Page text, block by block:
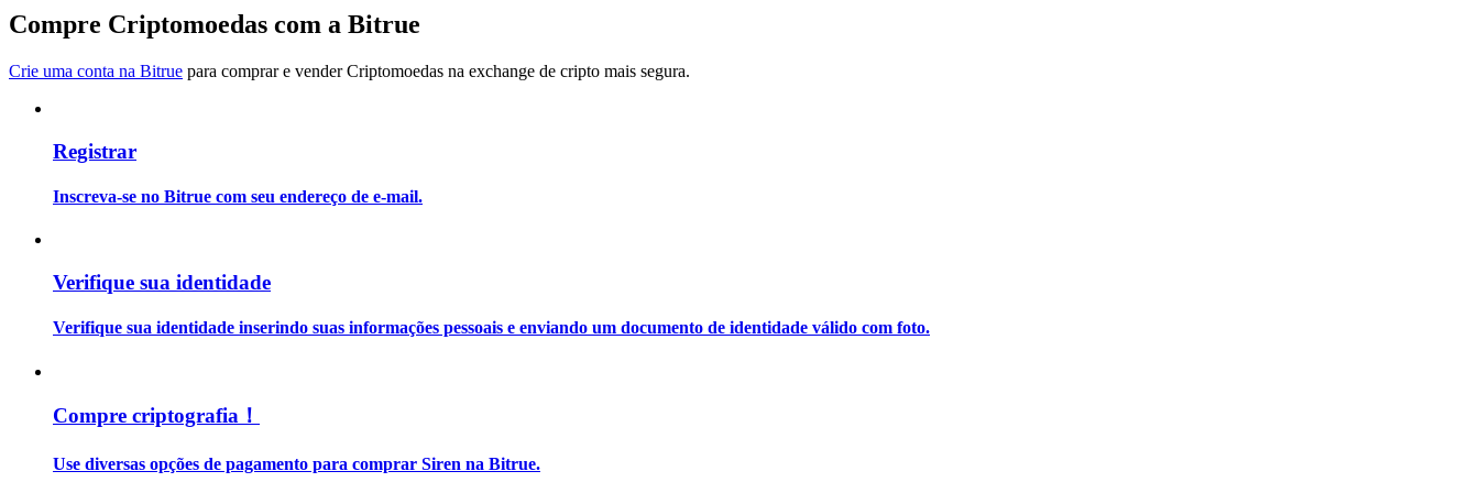
Torne-se um Trader de Cópias
Informação
Análise de big data, incluindo informações comerciais, etc.
Compre Criptomoedas com a Bitrue
Crie uma conta na Bitrue para comprar e vender Criptomoedas na exchange de cripto mais segura.
Registrar
Inscreva-se no Bitrue com seu endereço de e-mail.
Verifique sua identidade
Verifique sua identidade inserindo suas informações pessoais e enviando um documento de identidade válido com foto.
Compre criptografia！
Use diversas opções de pagamento para comprar Siren na Bitrue.